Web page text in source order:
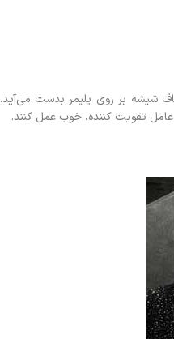
شیشه بر روی پلیمر بدست می‌آید.
تقویت کننده، خوب عمل کنند.